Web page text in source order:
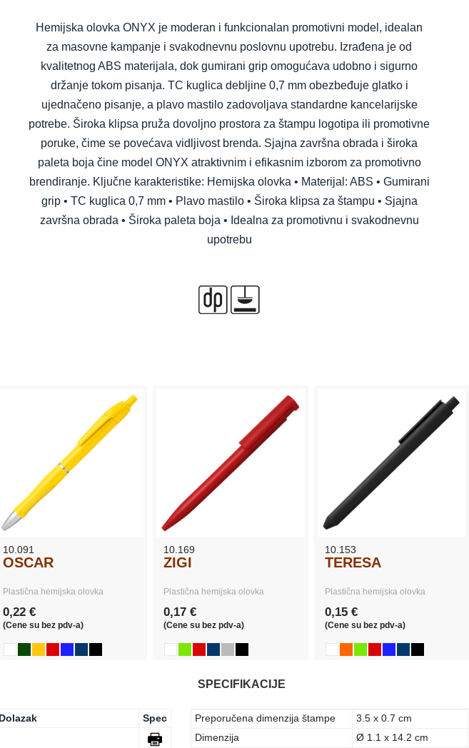
Hemijska olovka ONYX je moderan i funkcionalan promotivni model, idealan
za masovne kampanje i svakodnevnu poslovnu upotrebu. Izrađena je od
kvalitetnog ABS materijala, dok gumirani grip omogućava udobno i sigurno
držanje tokom pisanja. TC kuglica debljine 0,7 mm obezbeđuje glatko i
ujednačeno pisanje, a plavo mastilo zadovoljava standardne kancelarijske
potrebe. Široka klipsa pruža dovoljno prostora za štampu logotipa ili promotivne
poruke, čime se povećava vidljivost brenda. Sjajna završna obrada i široka
paleta boja čine model ONYX atraktivnim i efikasnim izborom za promotivno
brendiranje. Ključne karakteristike: Hemijska olovka • Materijal: ABS • Gumirani
grip • TC kuglica 0,7 mm • Plavo mastilo • Široka klipsa za štampu • Sjajna
završna obrada • Široka paleta boja • Idealna za promotivnu i svakodnevnu
upotrebu
10.091
OSCAR
Plastična hemijska olovka
0,22 €
(Cene su bez pdv-a)
10.169
ZIGI
Plastična hemijska olovka
0,17 €
(Cene su bez pdv-a)
10.153
TERESA
Plastična hemijska olovka
0,15 €
(Cene su bez pdv-a)
Dolazak
Spec
SPECIFIKACIJE
Preporučena dimenzija štampe
3.5 x 0.7 cm
Dimenzija
Ø 1.1 x 14.2 cm